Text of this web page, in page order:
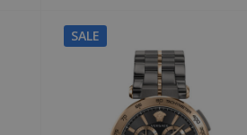
SALE